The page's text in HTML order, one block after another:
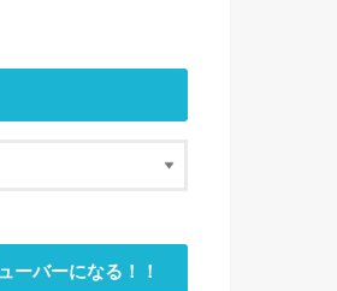
ーバーになる！！